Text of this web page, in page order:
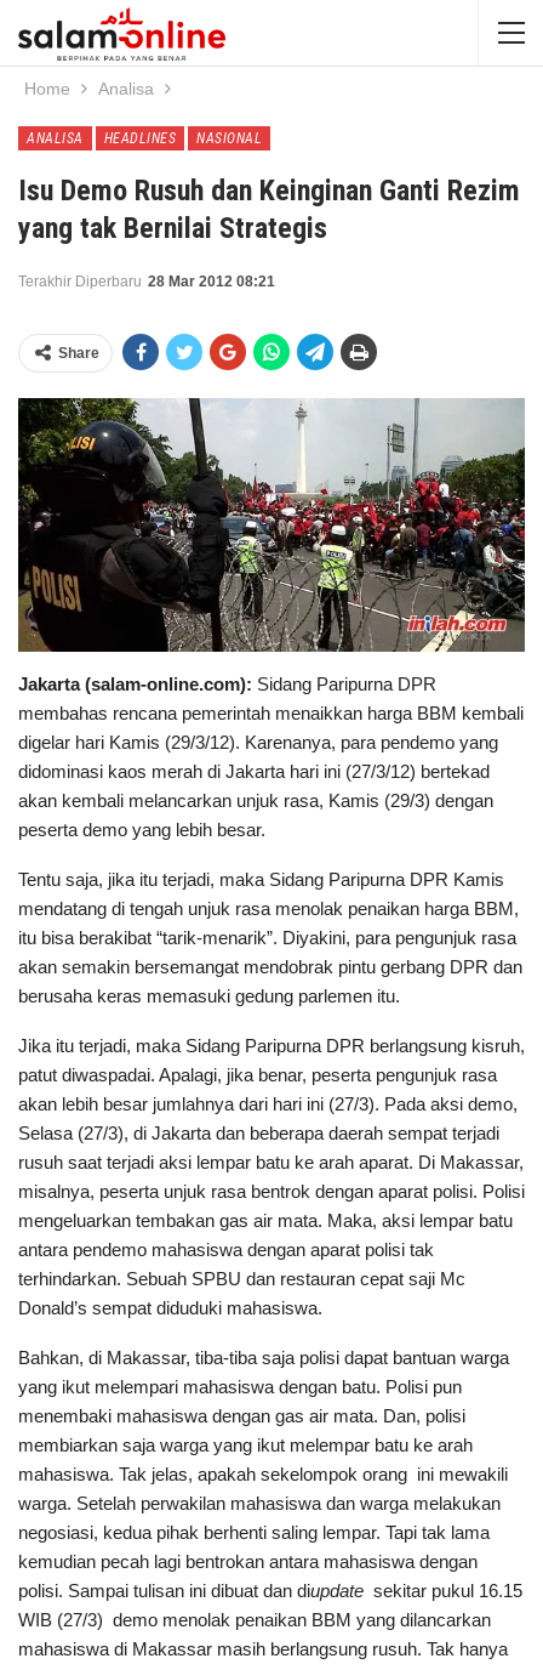
Home Analisa
ANALISA HEADLINES NASIONAL
Isu Demo Rusuh dan Keinginan Ganti Rezim
yang tak Bernilai Strategis
Terakhir Diperbaru 28 Mar 2012 08:21
Share
Jakarta (salam-online.com): Sidang Paripurna DPR
membahas rencana pemerintah menaikkan harga BBM kembali
digelar hari Kamis (29/3/12). Karenanya, para pendemo yang
didominasi kaos merah di Jakarta hari ini (27/3/12) bertekad
akan kembali melancarkan unjuk rasa, Kamis (29/3) dengan
peserta demo yang lebih besar.
Tentu saja, jika itu terjadi, maka Sidang Paripurna DPR Kamis
mendatang di tengah unjuk rasa menolak penaikan harga BBM,
itu bisa berakibat “tarik-menarik”. Diyakini, para pengunjuk rasa
akan semakin bersemangat mendobrak pintu gerbang DPR dan
berusaha keras memasuki gedung parlemen itu.
Jika itu terjadi, maka Sidang Paripurna DPR berlangsung kisruh,
patut diwaspadai. Apalagi, jika benar, peserta pengunjuk rasa
akan lebih besar jumlahnya dari hari ini (27/3). Pada aksi demo,
Selasa (27/3), di Jakarta dan beberapa daerah sempat terjadi
rusuh saat terjadi aksi lempar batu ke arah aparat. Di Makassar,
misalnya, peserta unjuk rasa bentrok dengan aparat polisi. Polisi
mengeluarkan tembakan gas air mata. Maka, aksi lempar batu
antara pendemo mahasiswa dengan aparat polisi tak
terhindarkan. Sebuah SPBU dan restauran cepat saji Mc
Donald’s sempat diduduki mahasiswa.
Bahkan, di Makassar, tiba-tiba saja polisi dapat bantuan warga
yang ikut melempari mahasiswa dengan batu. Polisi pun
menembaki mahasiswa dengan gas air mata. Dan, polisi
membiarkan saja warga yang ikut melempar batu ke arah
mahasiswa. Tak jelas, apakah sekelompok orang ini mewakili
warga. Setelah perwakilan mahasiswa dan warga melakukan
negosiasi, kedua pihak berhenti saling lempar. Tapi tak lama
kemudian pecah lagi bentrokan antara mahasiswa dengan
polisi. Sampai tulisan ini dibuat dan diupdate sekitar pukul 16.15
WIB (27/3) demo menolak penaikan BBM yang dilancarkan
mahasiswa di Makassar masih berlangsung rusuh. Tak hanya